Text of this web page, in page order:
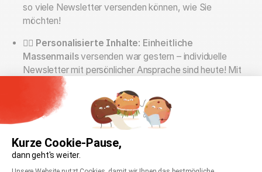
Kurze Cookie-Pause,
dann geht's weiter.
Einwilligungsmanagementplattform: Passen
so viele Newsletter versenden können, wie Sie
möchten!
🙋‍♂️ Personalisierte Inhalte: Einheitliche
Massenmailsversenden war gestern – individuelle
Newsletter mit persönlicher Ansprache sind heute! Mit
wenigen Klicks können Sie Ihre Kunden im Newsletter
z. B. jeweils mit dem Vor- bzw. Nachnamen begrüßen,
ihre zuletzt gekauften Produktnamen erwähnen,
individuelle Gutscheincodes einbauen oder ihnen an
ihrem Geburtstag
zusenden. Für Ihre Kunden sehen Ihre E-Mails aus, als